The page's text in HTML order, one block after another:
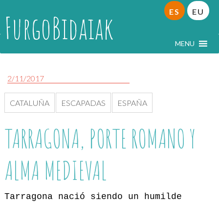
FurgoBidaiak MENU
ES EU
2/11/2017
CATALUÑA ESCAPADAS ESPAÑA
TARRAGONA, PORTE ROMANO Y
ALMA MEDIEVAL
Tarragona nació siendo un humilde